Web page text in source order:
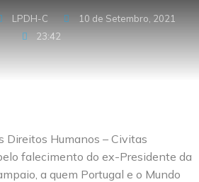
LPDH-C
10 de Setembro, 2021
23:42
Direitos Humanos – Civitas
falecimento do ex-Presidente da
a quem Portugal e o Mundo